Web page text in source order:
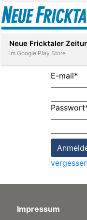
Paper
App
E-mail*
Passwort
Impressum
Neue Fricktaler
Im Google Play Store